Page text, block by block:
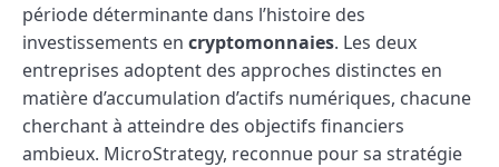
période déterminante dans l’histoire des
investissements en cryptomonnaies. Les deux
entreprises adoptent des approches distinctes en
matière d’accumulation d’actifs numériques, chacune
cherchant à atteindre des objectifs financiers
ambieux. MicroStrategy, reconnue pour sa stratégie